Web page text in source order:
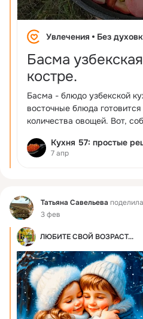
Увлечения Без
Басма
костре.
Басма - блюдо узбекской
восточные блюда
количества овощей. Вот,
#басма #вказане #накостре
#узбекскаякухня
Кухня 57: простые
7 апр
Фид Татьяна Савельева
3 фев
ЛЮБИТЕ СВОЙ ВОЗРАСТ...